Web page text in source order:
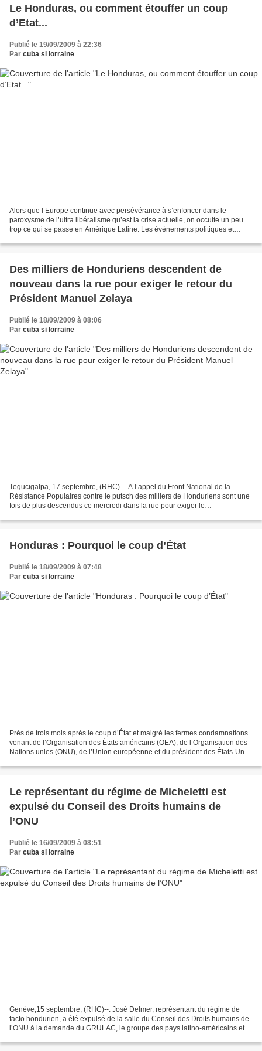
Le Honduras, ou comment étouffer un coup
d’Etat...
Publié le 19/09/2009 à 22:36
Par cuba si lorraine
Alors que l’Europe continue avec persévérance à s’enfoncer dans le
paroxysme de l’ultra libéralisme qu’est la crise actuelle, on occulte un peu
trop ce qui se passe en Amérique Latine. Les évènements politiques et
Des milliers de Honduriens descendent de
nouveau dans la rue pour exiger le retour du
Président Manuel Zelaya
Publié le 18/09/2009 à 08:06
Par cuba si lorraine
Tegucigalpa, 17 septembre, (RHC)--. A l’appel du Front National de la
Résistance Populaires contre le putsch des milliers de Honduriens sont une
fois de plus descendus ce mercredi dans la rue pour exiger le
Honduras : Pourquoi le coup d’État
Publié le 18/09/2009 à 07:48
Par cuba si lorraine
Près de trois mois après le coup d’État et malgré les fermes condamnations
venant de l’Organisation des États américains (OEA), de l’Organisation des
Nations unies (ONU), de l’Union européenne et du président des États-Unis
Le représentant du régime de Micheletti est
expulsé du Conseil des Droits humains de
l’ONU
Publié le 16/09/2009 à 08:51
Par cuba si lorraine
Genève,15 septembre, (RHC)--. José Delmer, représentant du régime de
facto hondurien, a été expulsé de la salle du Conseil des Droits humains de
l’ONU à la demande du GRULAC, le groupe des pays latino-américains et